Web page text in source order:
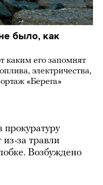
было, как
каким его запомнят
электричества,
«Берега»
прокуратуру
за травли
Возбуждено